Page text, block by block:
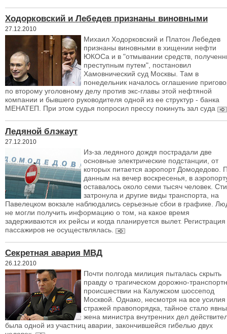
Ходорковский и Лебедев признаны виновными
27.12.2010
Михаил Ходорковский и Платон Лебедев
признаны виновными в хищении нефти
ЮКОСа и в "отмывании средств,
преступным путем", постановил
Хамовнический суд Москвы. Там в
понедельник началось оглашение
по второму уголовному делу против экс-главы этой нефтяной
компании и бывшего руководителя одной из ее структур - банка
МЕНАТЕП. При этом судья попросил прессу покинуть зал суда
Ледяной блэкаут
27.12.2010
Из-за ледяного дождя пострадали две
основные электрические подстанции, от
которых питается аэропорт Домодедово.
данным на вечер воскресенья, в
оставалось около семи тысяч человек.
затронула и другие виды транспорта, на
Павелецком вокзале наблюдались серьезные сбои в графике.
не могли получить информацию о том, на какое время
задерживаются их рейсы и когда планируется вылет. Регистрация
пассажиров не осуществлялась.
Секретная авария МВД
26.12.2010
Почти полгода милиция пыталась скрыть
правду о трагическом дорожно-
происшествии на Калужском шоссепод
Москвой. Однако, несмотря на все усилия
стражей правопорядка, тайное стало
жена министра внутренних дел
была одной из участниц аварии, закончившейся гибелью двух